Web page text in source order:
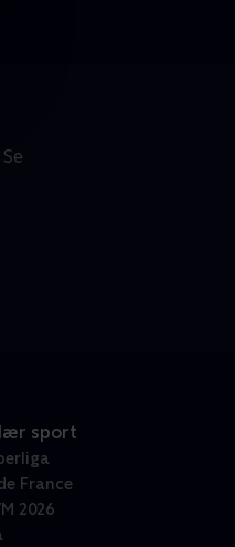
sport
France
2026